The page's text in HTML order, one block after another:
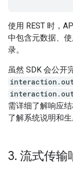
使用 REST 时，
中包含元数据、
录。
虽然 SDK 会公开
需详细了解响应
了解系统说明和
3. 流式传输